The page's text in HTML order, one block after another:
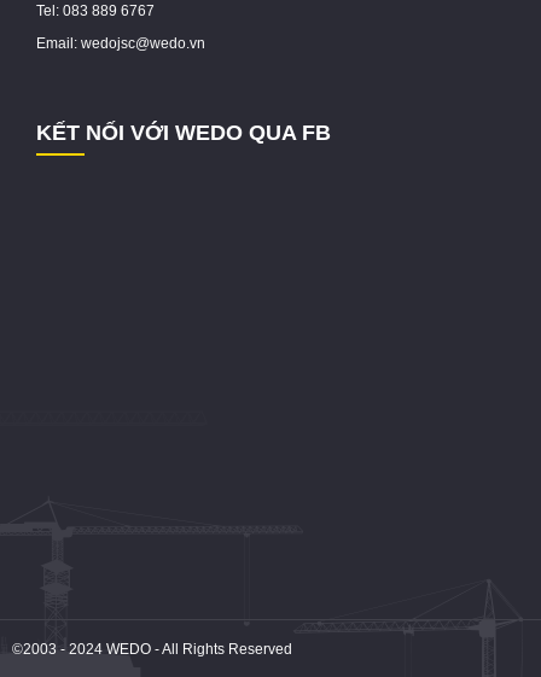
Tel: 083 889 6767
Email: wedojsc@wedo.vn
KẾT NỐI VỚI WEDO QUA FB
©2003 - 2024 WEDO - All Rights Reserved